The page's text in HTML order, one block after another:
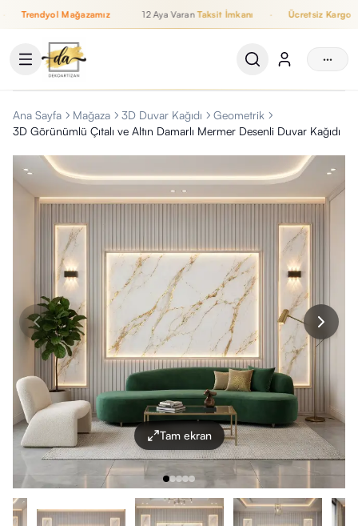
Trendyol Mağazamız 12 Aya Varan Taksit İmkanı Ücretsiz Kargo
···
Ana Sayfa Mağaza 3D Duvar Kağıdı
Geometrik
3D Görünümlü Çıtalı ve Altın Damarlı Mermer Desenli Duvar Kağıdı
Tam ekran